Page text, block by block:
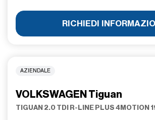
RICHIEDI
AZIENDALE
VOLKSWAGEN Tiguan
TIGUAN 2.0 TDI R-LINE PLUS 4MOTION